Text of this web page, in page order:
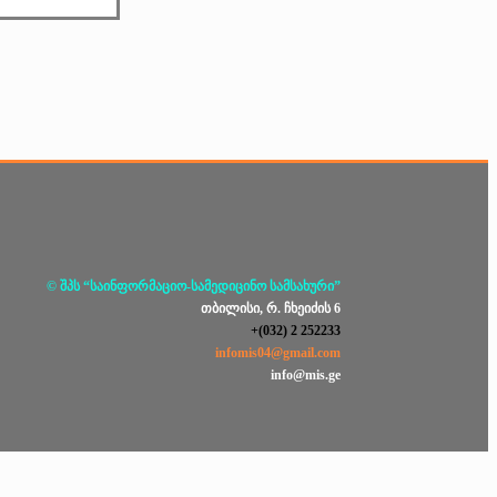
© შპს “საინფორმაციო-სამედიცინო სამსახური”
თბილისი, რ. ჩხეიძის 6
+(032) 2 252233
infomis04@gmail.com
info@mis.ge